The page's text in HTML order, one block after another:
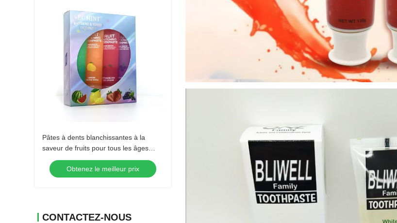
Pâtes à dents blanchissantes à la
saveur de fruits pour tous les âges
mélange à base de plantes emballage
sur mesureObtenez le meilleur prix
CONTACTEZ-NOUS